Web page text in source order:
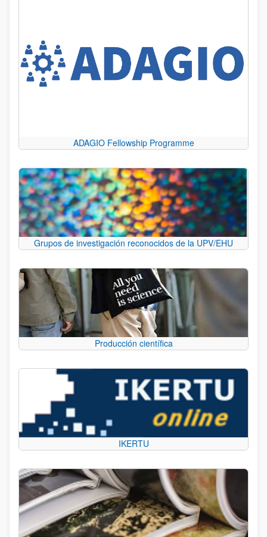
ADAGIO Fellowship Programme
Grupos de investigación reconocidos de la UPV/EHU
Producción científica
IKERTU